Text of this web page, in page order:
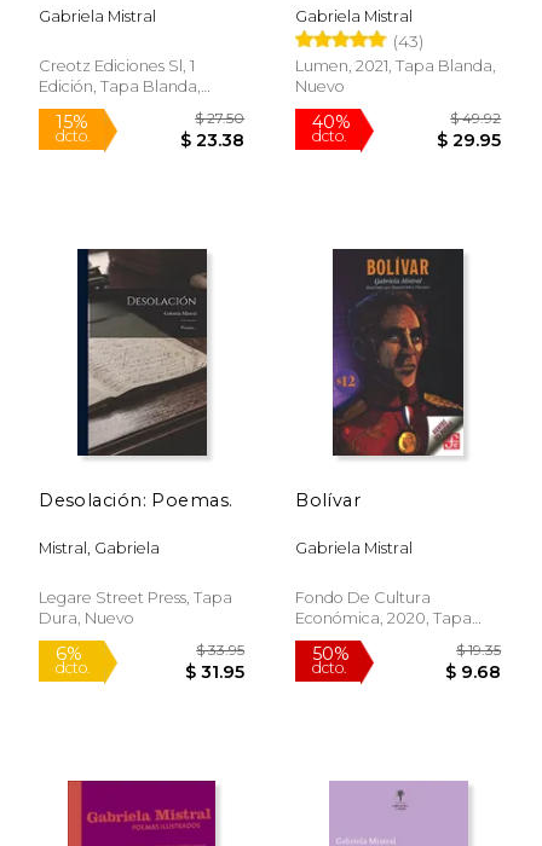
12%
dcto.
50%
dcto.
Gabriela Mistral
Creotz Ediciones Sl, 1
Edición, Tapa Blanda,
Nuevo
Gabriela Mistral
(43)
Lumen, 2021, Tapa Blanda,
Nuevo
Desolación: Poemas.
Mistral, Gabriela
Legare Street Press, Tapa
Dura, Nuevo
Bolívar
Gabriela Mistral
Fondo De Cultura
Económica, 2020, Tapa
Blanda, Nuevo